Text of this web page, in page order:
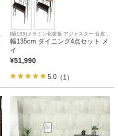
[幅135]メラミン化粧板 アジャスター 合皮座
面
幅135cm ダイニング4点セット メ
イ
¥51,990
5.0 （1）